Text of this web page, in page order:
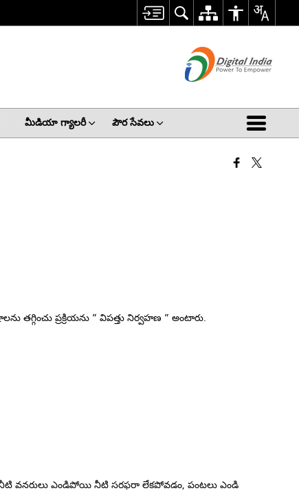
మీడియా గ్యాలరీ పౌర సేవలు
ప్రక్రియను ” విపత్తు నిర్వహణ ” అంటారు.
వనరులు ఎండిపోయి నీటి సరఫరా లేకపోవడం, పంటలు ఎండి